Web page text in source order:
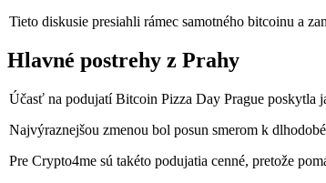
Tieto diskusie presiahli rámec samotného bitcoinu a
Hlavné postrehy z Prahy
Účasť na podujatí Bitcoin Pizza Day Prague poskytla
Najvýraznejšou zmenou bol posun smerom k
Pre Crypto4me sú takéto podujatia cenné, pretože